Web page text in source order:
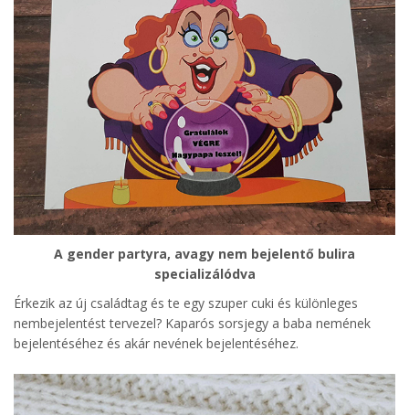
A gender partyra, avagy nem bejelentő bulira
specializálódva
Érkezik az új családtag és te egy szuper cuki és különleges
nembejelentést tervezel? Kaparós sorsjegy a baba nemének
bejelentéséhez és akár nevének bejelentéséhez.